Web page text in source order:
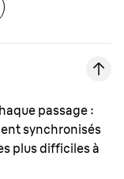
passage :
synchronisés
plus difficiles à